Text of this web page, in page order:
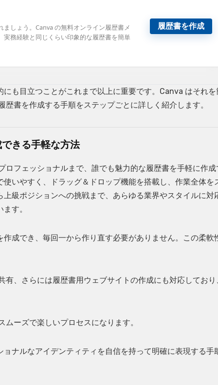
しょう。Canva の無料オンライン履歴書メ
実務経験と同じくらい印象的な履歴書を簡単
履歴書を作成
も目立つことがこれまで以上に重要です。Canva はそれを
書を作成する手順をステップごとに詳しく紹介します。
きる手軽な方法
フェッショナルまで、誰でも魅力的な履歴書を手軽に作成
いやすく、ドラッグ＆ドロップ機能を搭載し、作業全体を
級ポジションへの挑戦まで、あらゆる業界やスタイルに対
す。
成でき、毎回一から作り直す必要がありません。この柔軟
、さらには履歴書用ウェブサイトの作成にも対応しており
ーズで楽しいプロセスになります。
ナルなアイデンティティを自信を持って明確に表現する手